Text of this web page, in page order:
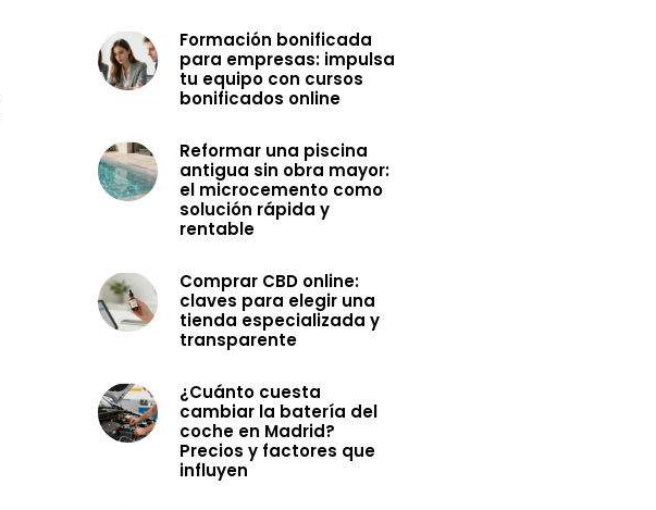
Formación bonificada
para empresas: impulsa
tu equipo con cursos
bonificados online
Reformar una piscina
antigua sin obra mayor:
el microcemento como
solución rápida y
rentable
Comprar CBD online:
claves para elegir una
tienda especializada y
transparente
¿Cuánto cuesta
cambiar la batería del
coche en Madrid?
Precios y factores que
influyen